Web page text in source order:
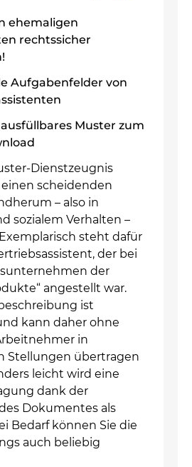
ehemaligen
rechtssicher
Aufgabenfelder von
Muster zum
Dienstzeugnis
scheidenden
– also in
sozialem Verhalten –
Exemplarisch steht dafür
der bei
der
angestellt war.
ist
kann daher ohne
in
Stellungen übertragen
leicht wird eine
dank der
Dokumentes als
Bedarf können Sie die
auch beliebig